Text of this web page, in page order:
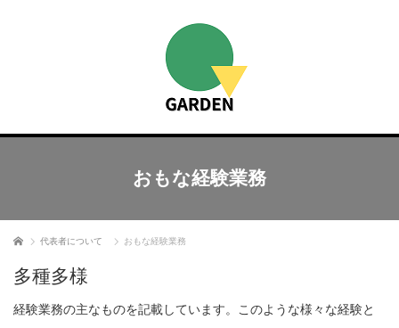
おもな経験業務
ホーム 代表者について おもな経験業務
多種多様
経験業務の主なものを記載しています。このような様々な経験と